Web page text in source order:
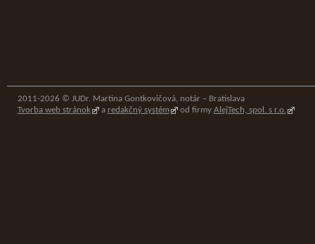
2011-2026 © JUDr. Martina Gontkovičová, notár – Bratislava
Tvorba web stránok
a redakčný systém od firmy AlejTech, spol. s r.o.